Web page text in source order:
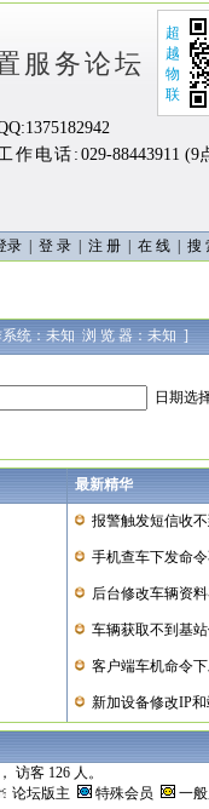
服务论坛
超
越
物
联
1375182942
作电话:029-88443911 (9
录 | 登 录 注 册 在 线 搜
系统：未知 浏 览 器：未知 ]
日期选
最新精华
报警触发短信收
手机查车下发命令
后台修改车辆资料
车辆获取不到基
客户端车机命令下
新加设备修改IP和
访客 126 人。
论坛版主 特殊会员 一